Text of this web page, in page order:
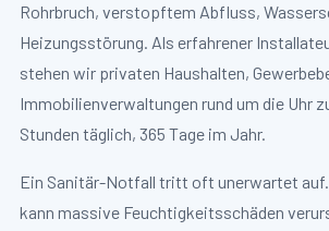
Rohrbruch, verstopftem Abfluss,
Heizungsstörung. Als erfahrener
stehen wir privaten Haushalten,
Immobilienverwaltungen rund um die Uhr
Stunden täglich, 365 Tage im Jahr.
Ein Sanitär-Notfall tritt oft unerwartet auf.
kann massive Feuchtigkeitsschäden